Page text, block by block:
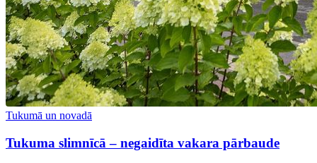
Tukumā un novadā
Tukuma slimnīcā – negaidīta vakara pārbaude